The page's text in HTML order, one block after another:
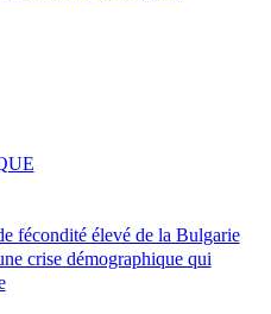
fécondité élevé de la Bulgarie
crise démographique qui